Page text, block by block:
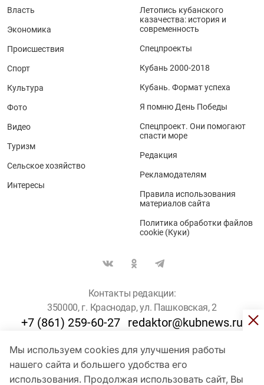
Мы используем cookies для улучшения работы
нашего сайта и большего удобства его
использования. Продолжая использовать сайт, Вы
Власть
Экономика
Происшествия
Спорт
Культура
Фото
Видео
Туризм
Сельское хозяйство
Интересы
Летопись кубанского
казачества: история и
современность
Спецпроекты
Кубань 2000-2018
Кубань. Формат успеха
Я помню День Победы
Спецпроект. Они помогают
спасти море
Редакция
Рекламодателям
Правила использования
материалов сайта
Политика обработки файлов
cookie (Куки)
Контакты редакции:
350000, г. Краснодар, ул. Пашковская, 2
+7 (861) 259-60-27 redaktor@kubnews.ru
Для пользователей старше 16 лет
© Кубанские Новости, 2017